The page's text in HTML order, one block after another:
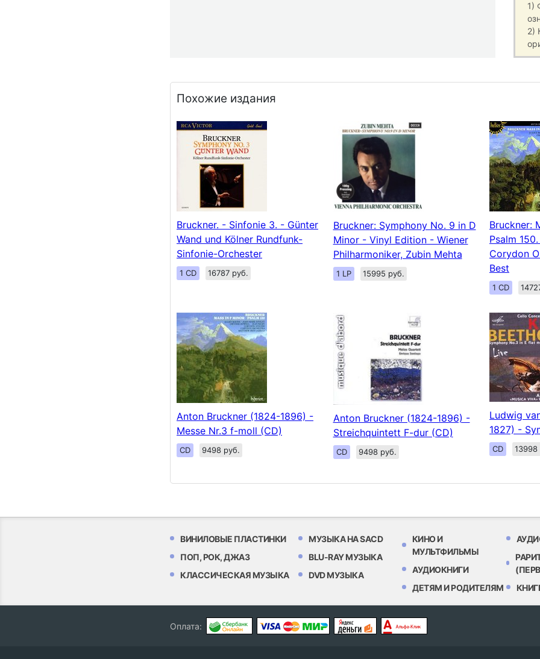
1)
2)
Похожие издания
Bruckner. - Sinfonie 3. - Günter
Wand und Kölner Rundfunk-
Sinfonie-Orchester
1 CD 16787 руб.
Bruckner: Symphony No. 9 in D
Minor - Vinyl Edition - Wiener
Philharmoniker, Zubin Mehta
1 LP 15995 руб.
Bruckner:
Psalm
Corydon
Best
1 CD
Anton Bruckner (1824-1896) -
Messe Nr.3 f-moll (CD)
CD 9498 руб.
Anton Bruckner (1824-1896) -
Streichquintett F-dur (CD)
CD 9498 руб.
Ludwig
1827) -
CD 13998
ВИНИЛОВЫЕ ПЛАСТИНКИ
ПОП, РОК, ДЖАЗ
КЛАССИЧЕСКАЯ МУЗЫКА
МУЗЫКА НА SACD
BLU-RAY МУЗЫКА
DVD МУЗЫКА
КИНО И
МУЛЬТФИЛЬМЫ
АУДИОКНИГИ
ДЕТЯМ И РОДИТЕЛЯМ
Оплата: